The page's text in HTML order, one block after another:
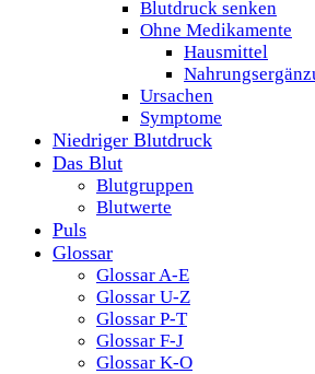
Blutdruck senken
Ohne Medikamente
Hausmittel
Ursachen
Symptome
Niedriger Blutdruck
Das Blut
Blutgruppen
Blutwerte
Puls
Glossar
Glossar A-E
Glossar U-Z
Glossar P-T
Glossar F-J
Glossar K-O